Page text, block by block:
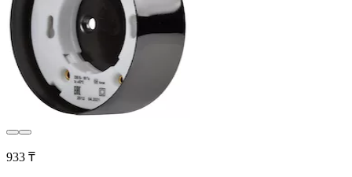
933 ₸